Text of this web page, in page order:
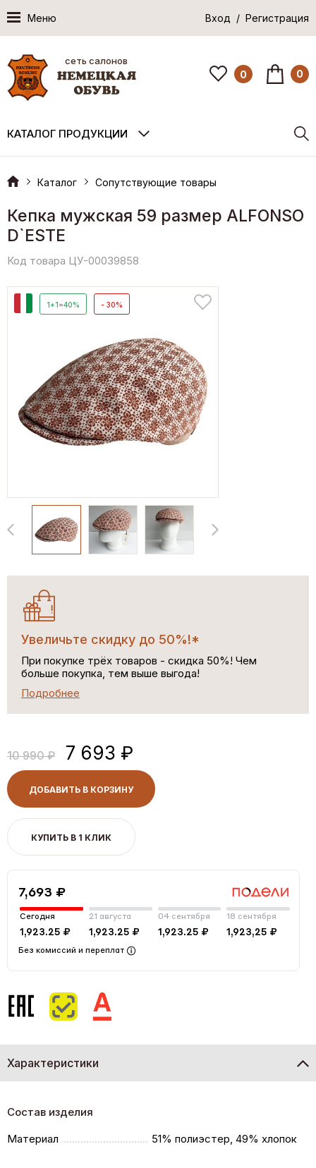
Меню Вход / Регистрация
сеть салонов
0 0
КАТАЛОГ ПРОДУКЦИИ
Каталог Сопутствующие товары
Кепка мужская 59 размер ALFONSO
D`ESTE
Код товара ЦУ-00039858
1+1=40% - 30%
Увеличьте скидку до 50%!*
При покупке трёх товаров - скидка 50%! Чем
больше покупка, тем выше выгода!
Подробнее
10 990 ₽ 7 693 ₽
ДОБАВИТЬ В КОРЗИНУ
КУПИТЬ В 1 КЛИК
7,693 ₽
Сегодня
1,923.25 ₽
21 августа
1,923.25 ₽
04 сентября
1,923.25 ₽
18 сентября
1,923,25 ₽
Без комиссий и переплат
Характеристики
Состав изделия
Материал
51% полиэстер, 49% хлопок